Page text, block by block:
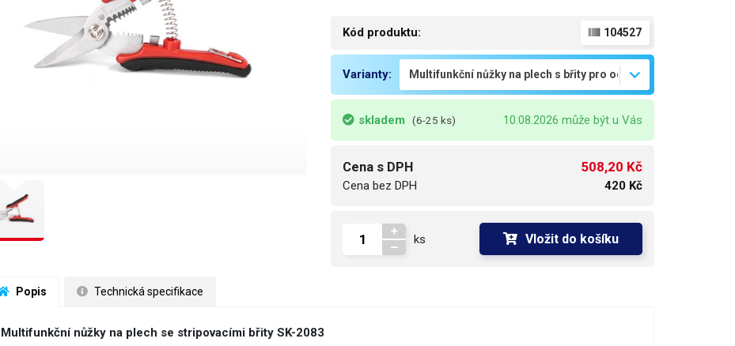
Kód produktu: 104527
Varianty:
skladem (6-25 ks) 10.08.2026 může být u Vás
Cena s DPH
Cena bez DPH
508,20 Kč
420 Kč
ks Vložit do košíku
Popis Technická specifikace
Multifunkční nůžky na plech se stripovacími břity SK-2083